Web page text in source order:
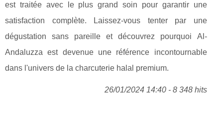
est traitée avec le plus grand soin pour garantir une
satisfaction complète. Laissez-vous tenter par une
dégustation sans pareille et découvrez pourquoi Al-
Andaluzza est devenue une référence incontournable
dans l'univers de la charcuterie halal premium.
26/01/2024 14:40 - 8 348 hits